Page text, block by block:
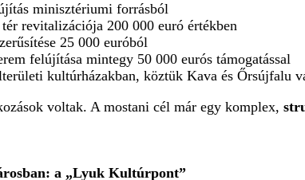
minisztériumi forrásból
revitalizációja 200 000 euró értékben
25 000 euróból
felújítása mintegy 50 000 eurós támogatással
kultúrházakban, köztük Kava és Őrsújfalu
voltak. A mostani cél már egy komplex,
a „Lyuk Kultúrpont”